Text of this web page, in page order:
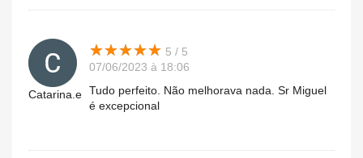
Catarina.e
★★★★★
★★★★★ 5 / 5
07/06/2023 à 18:06
Tudo perfeito. Não melhorava nada. Sr Miguel
é excepcional